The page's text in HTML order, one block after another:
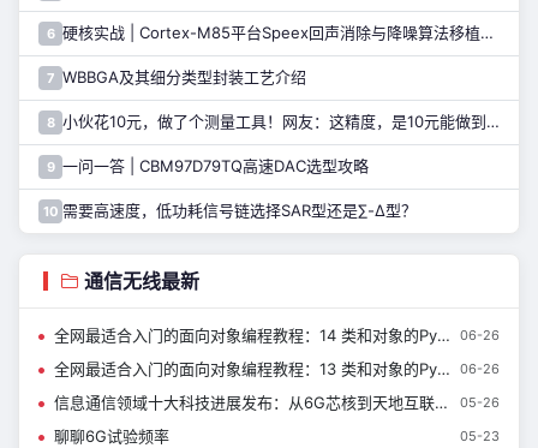
6 硬核实战 | Cortex-M85平台Speex回声消除与降噪算法移植指南
7 WBBGA及其细分类型封装工艺介绍
8 小伙花10元，做了个测量工具！网友：这精度，是10元能做到的吗……
9 一问一答 | CBM97D79TQ高速DAC选型攻略
10 需要高速度，低功耗信号链选择SAR型还是∑-Δ型？
通信无线最新
全网最适合入门的面向对象编程教程：14 类和对象的Python实现-类的静态方法和类方法，你分得清吗？ 06-26
全网最适合入门的面向对象编程教程：13 类和对象的Python实现-可视化阅读代码神器Sourcetrail的安装使用 06-26
信息通信领域十大科技进展发布：从6G芯核到天地互联，中国通信技术多点突围 05-26
聊聊6G试验频率 05-23